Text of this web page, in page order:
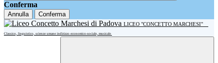
Conferma
Annulla Conferma
LICEO "CONCETTO MARCHESI"
Classico, linguistico, scienze umane indirizzo economico-sociale, musicale